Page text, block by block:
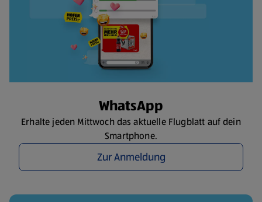
WhatsApp
Erhalte jeden Mittwoch das aktuelle Flugblatt auf dein
Smartphone.
Zur Anmeldung